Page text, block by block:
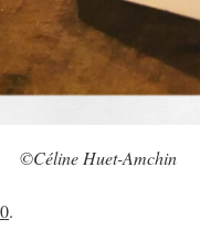
©Céline Huet-Amchin
.